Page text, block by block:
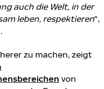
auch die Welt, in der
leben, respektieren“,
zu machen, zeigt
von